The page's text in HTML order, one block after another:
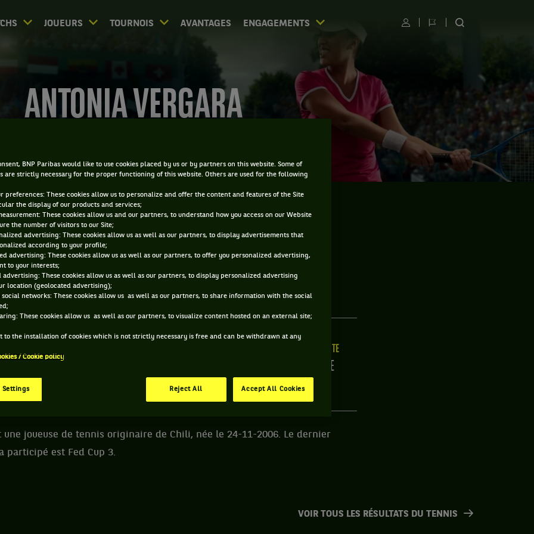
JOUEURS TOURNOIS AVANTAGES ENGAGEMENTS UtilisateurChangerRECHERCHER
ANTONIA VERGARA
ANTONIA VERGARA ET INFORMATIONS DE LA JOUEUSE
141 PTS
500 24/11/2006
MAIN FORTE
DROITE
une joueuse de tennis originaire de Chili, née le 24-11-2006. Le dernier
participé est Fed Cup 3.
VOIR TOUS LES RÉSULTATS DU TENNIS
BNP Paribas would like to use cookies placed by us or by partners on this website. Some of
are strictly necessary for the proper functioning of this website. Others are used for the following
preferences: These cookies allow us to personalize and offer the content and features of the Site
the display of our products and services;
These cookies allow us and our partners, to understand how you access on our Website
the number of visitors to our Site;
advertising: These cookies allow us as well as our partners, to display advertisements that
according to your profile;
advertising: These cookies allow us as well as our partners, to offer you personalized advertising,
to your interests;
advertising: These cookies allow us as well as our partners, to display personalized advertising
location (geolocated advertising);
networks: These cookies allow us as well as our partners, to share information with the social
These cookies allow us as well as our partners, to visualize content hosted on an external site;
to the installation of cookies which is not strictly necessary is free and can be withdrawn at any
/ Cookie policy
Settings Reject All Accept All Cookies